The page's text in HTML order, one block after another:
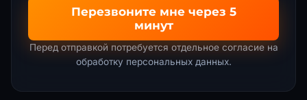
Перезвоните мне через 5
минут
Перед отправкой потребуется отдельное согласие на
обработку персональных данных.